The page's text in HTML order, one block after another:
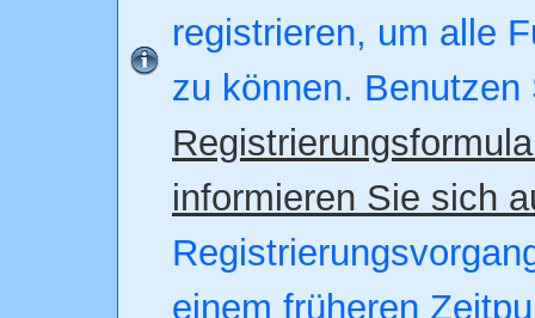
registrieren, um alle
zu können. Benutzen
informieren Sie sich
einem früheren